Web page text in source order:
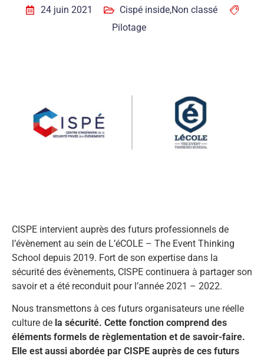
24 juin 2021 Cispé inside,Non classé
Pilotage
CISPE intervient auprès des futurs professionnels de
l’évènement au sein de L’éCOLE – The Event Thinking
School depuis 2019. Fort de son expertise dans la
sécurité des évènements, CISPE continuera à partager son
savoir et a été reconduit pour l’année 2021 – 2022.
Nous transmettons à ces futurs organisateurs une réelle
culture de la sécurité. Cette fonction comprend des
éléments formels de règlementation et de savoir-faire.
Elle est aussi abordée par CISPE auprès de ces futurs